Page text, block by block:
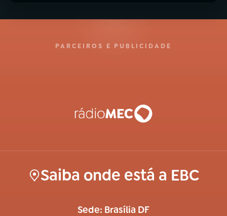
PARCEIROS E PUBLICIDADE
Saiba onde está a EBC
Sede: Brasília DF